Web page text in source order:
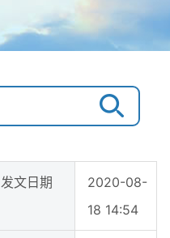
发文日期
2020-08-
18 14:54